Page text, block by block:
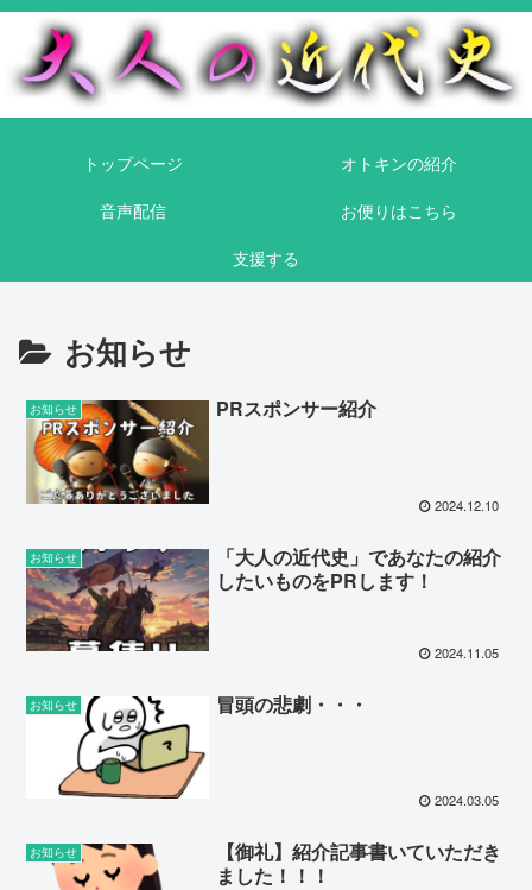
トップページ
オトキンの紹介
音声配信
お便りはこちら
支援する
お知らせ
お知らせ PRスポンサー紹介
2024.12.10
お知らせ
「大人の近代史」であなたの紹介
したいものをPRします！
2024.11.05
お知らせ 冒頭の悲劇・・・
2024.03.05
お知らせ
【御礼】紹介記事書いていただき
ました！！！